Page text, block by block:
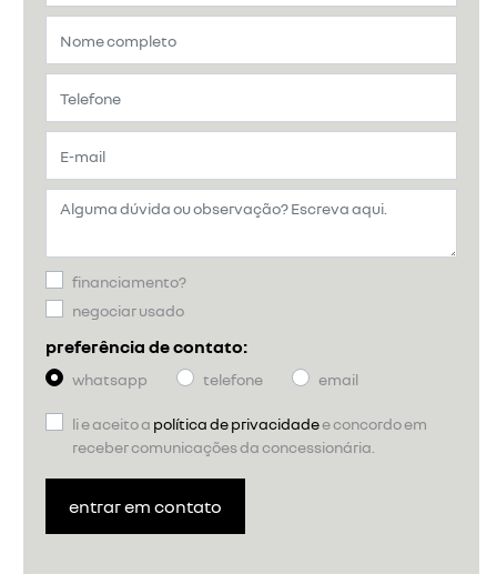
financiamento?
negociar usado
preferência de contato:
whatsapp telefone email
li e aceito a política de privacidadee concordo em
receber comunicações da concessionária.
entrar em contato